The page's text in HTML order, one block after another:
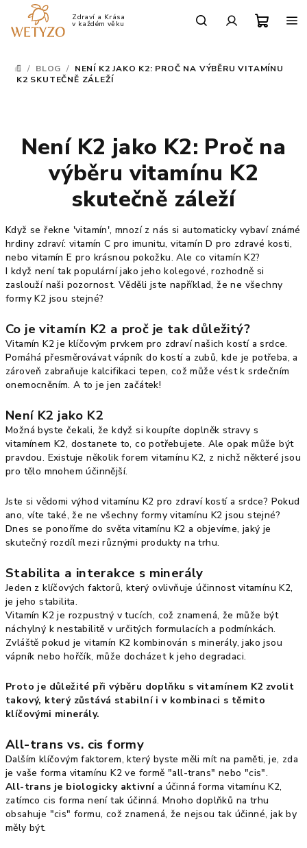
obsah
DOMŮ
/ BLOG / NENÍ K2 JAKO K2: PROČ NA VÝBĚRU VITAMÍNU
K2 SKUTEČNĚ ZÁLEŽÍ
Není K2 jako K2: Proč na
výběru vitamínu K2
skutečně záleží
Když se řekne 'vitamín', mnozí z nás si automaticky vybaví známé
hrdiny zdraví: vitamín C pro imunitu, vitamín D pro zdravé kosti,
nebo vitamín E pro krásnou pokožku. Ale co vitamín K2?
I když není tak populární jako jeho kolegové, rozhodně si
zaslouží naši pozornost. Věděli jste například, že ne všechny
formy K2 jsou stejné?
Co je vitamín K2 a proč je tak důležitý?
Vitamín K2 je klíčovým prvkem pro zdraví našich kostí a srdce.
Pomáhá přesměrovávat vápník do kostí a zubů, kde je potřeba, a
zároveň zabraňuje kalcifikaci tepen, což může vést k srdečním
onemocněním. A to je jen začátek!
Není K2 jako K2
Možná byste čekali, že když si koupíte doplněk stravy s
vitamínem K2, dostanete to, co potřebujete. Ale opak může být
pravdou. Existuje několik forem vitamínu K2, z nichž některé jsou
pro tělo mnohem účinnější.
Jste si vědomi výhod vitamínu K2 pro zdraví kostí a srdce? Pokud
ano, víte také, že ne všechny formy vitamínu K2 jsou stejné?
Dnes se ponoříme do světa vitamínu K2 a objevíme, jaký je
skutečný rozdíl mezi různými produkty na trhu.
Stabilita a interakce s minerály
Jeden z klíčových faktorů, který ovlivňuje účinnost vitamínu K2,
je jeho stabilita.
Vitamín K2 je rozpustný v tucích, což znamená, že může být
náchylný k nestabilitě v určitých formulacích a podmínkách.
Zvláště pokud je vitamín K2 kombinován s minerály, jako jsou
vápník nebo hořčík, může docházet k jeho degradaci.
Proto je důležité při výběru doplňku s vitamínem K2 zvolit
takový, který zůstává stabilní i v kombinaci s těmito
klíčovými minerály.
All-trans vs. cis formy
Dalším klíčovým faktorem, který byste měli mít na paměti, je, zda
je vaše forma vitamínu K2 ve formě "all-trans" nebo "cis".
All-trans je biologicky aktivnía účinná forma vitamínu K2,
zatímco cis forma není tak účinná. Mnoho doplňků na trhu
obsahuje "cis" formu, což znamená, že nejsou tak účinné, jak by
měly být.